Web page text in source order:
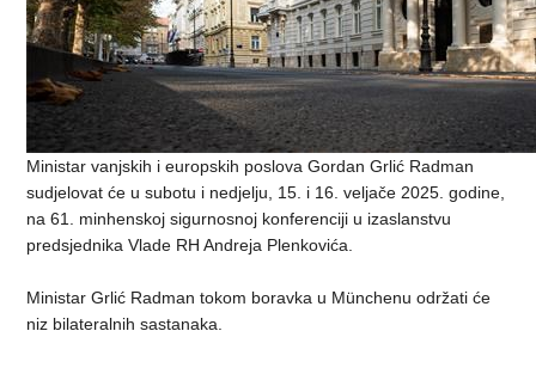
Ministar vanjskih i europskih poslova Gordan Grlić Radman
sudjelovat će u subotu i nedjelju, 15. i 16. veljače 2025. godine,
na 61. minhenskoj sigurnosnoj konferenciji u izaslanstvu
predsjednika Vlade RH Andreja Plenkovića.
Ministar Grlić Radman tokom boravka u Münchenu održati će
niz bilateralnih sastanaka.